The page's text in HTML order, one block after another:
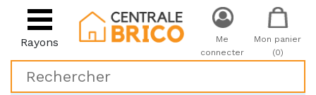
Rayons
Me
connecter
Mon panier
(0)